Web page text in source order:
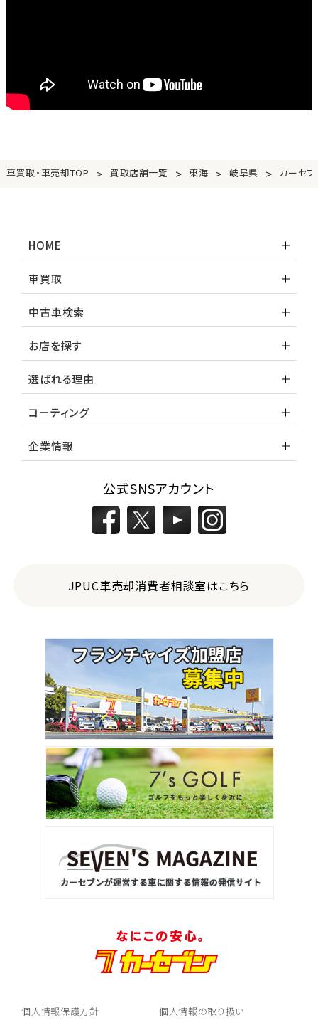
車買取・車売却TOP > 買取店舗一覧 > 東海 > 岐阜県 > カーセ
HOME
車買取
中古車検索
お店を探す
選ばれる理由
コーティング
企業情報
公式SNSアカウント
JPUC車売却消費者相談室はこちら
個人情報保護方針 個人情報の取り扱い